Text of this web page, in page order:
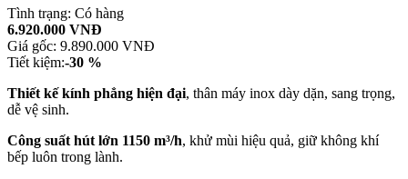
Tình trạng: Có hàng
6.920.000 VNĐ
Giá gốc: 9.890.000 VNĐ
Tiết kiệm:-30 %
Thiết kế kính phẳng hiện đại, thân máy inox dày dặn, sang trọng,
dễ vệ sinh.
Công suất hút lớn 1150 m³/h, khử mùi hiệu quả, giữ không khí
bếp luôn trong lành.